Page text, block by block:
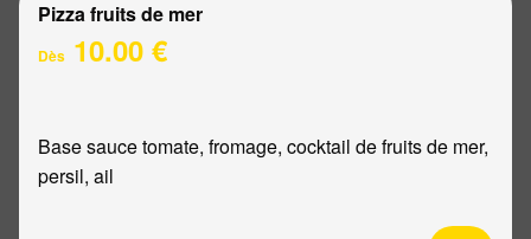
Pizza fruits de mer
Dès 10.00 €
Base sauce tomate, fromage, cocktail de fruits de mer,
persil, ail